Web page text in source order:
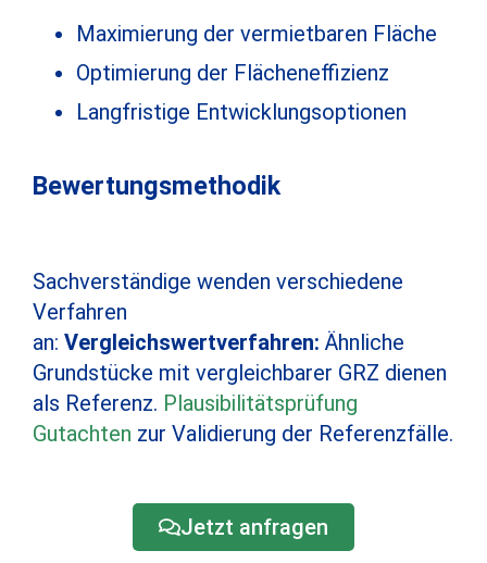
Maximierung der vermietbaren Fläche
Optimierung der Flächeneffizienz
Langfristige Entwicklungsoptionen
Bewertungsmethodik
Sachverständige wenden verschiedene
Verfahren
an: Vergleichswertverfahren: Ähnliche
Grundstücke mit vergleichbarer GRZ dienen
als Referenz. Plausibilitätsprüfung
Gutachten zur Validierung der Referenzfälle.
Jetzt anfragen